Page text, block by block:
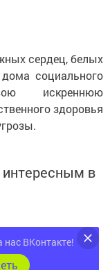
сердец, белых
социального
искреннюю
здоровья
в
ВКонтакте!